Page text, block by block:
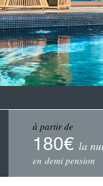
à partir de
180€ la
en demi pension